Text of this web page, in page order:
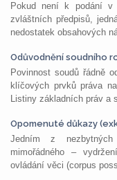
Pokud není k podání v
zvláštních předpisů,
nedostatek obsahových
Odůvodnění soudního
Povinnost soudů řádně
klíčových prvků práva
Listiny základních práv a
Opomenuté důkazy
Jedním z
mimořádného –
ovládání věci (corpus